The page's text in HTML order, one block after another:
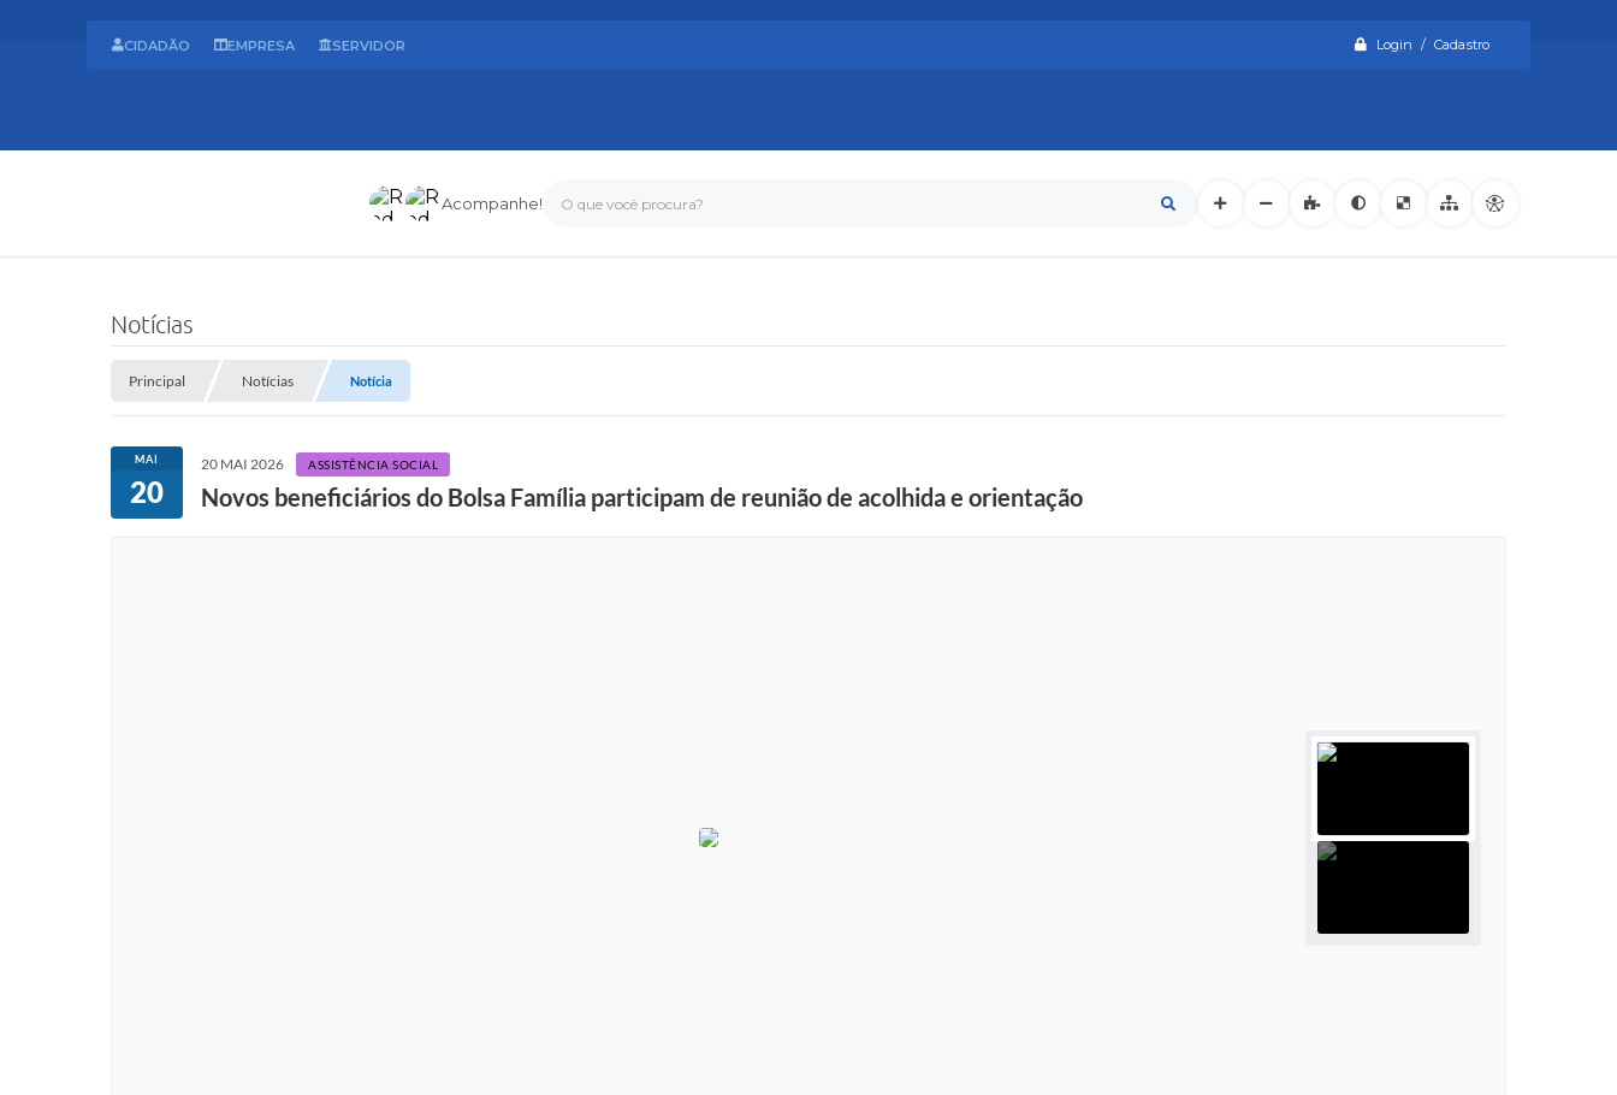
Login / Cadastro
O que você procura?
Acompanhe!
CIDADÃO EMPRESA SERVIDOR
Notícias
Principal Notícias Notícia
MAI
20
20 MAI 2026 ASSISTÊNCIA SOCIAL
Novos beneficiários do Bolsa Família participam de reunião de acolhida e orientação